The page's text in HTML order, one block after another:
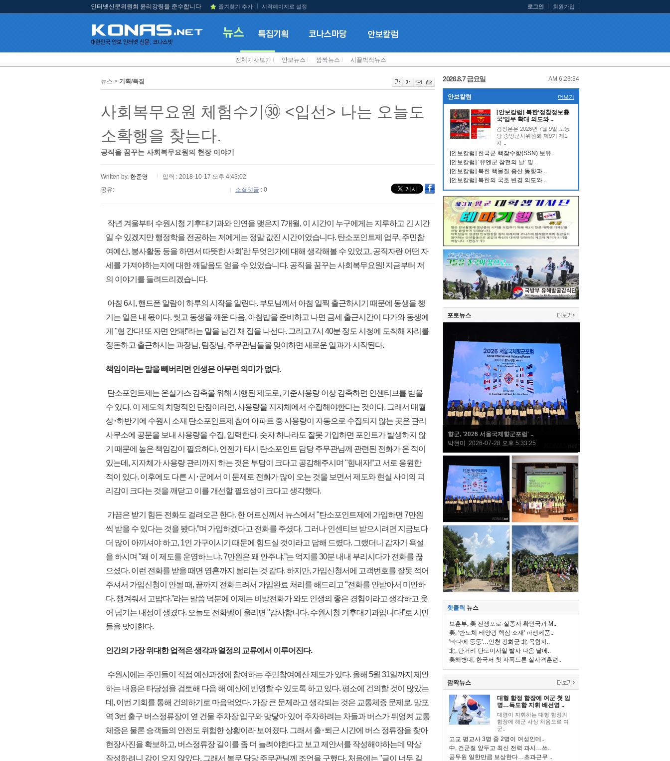
인터넷신문위원회 윤리강령을 준수합니다 즐겨찾기 추가 시작페이지로 설정 로그인 회원가입
전체기사보기 안보뉴스 깜짝뉴스 시끌벅적뉴스
뉴스 > 기획/특집
사회복무요원 체험수기㉚ <입선> 나는 오늘도
소확행을 찾는다.
공직을 꿈꾸는 사회복무요원의 현장 이야기
Written by. 한준영
입력 : 2018-10-17 오후 4:43:02
공유:
소셜댓글 : 0
작년 겨울부터 수원시청 기후대기과와 인연을 맺은지 7개월, 이 시간이 누구에게는 지루하고 긴 시간
일 수 있겠지만 행정학을 전공하는 저에게는 정말 값진 시간이었습니다. 탄소포인트제 업무, 주민참
여예산, 봉사활동 등을 하면서 따뜻한 사회'란 무엇인가에 대해 생각해볼 수 있었고, 공직자란 어떤 자
세를 가져야하는지에 대한 깨달음도 얻을 수 있었습니다. 공직을 꿈꾸는 사회복무요원! 지금부터 저
의 이야기를 들려드리겠습니다.
아침 6시, 핸드폰 알람이 하루의 시작을 알린다. 부모님께서 아침 일찍 출근하시기 때문에 동생을 챙
기는 일은 내 몫이다. 씻고 동생을 깨운 다음, 아침밥을 준비하고 나면 금세 출근시간이 다가와 동생에
게 "형 간다! 또 자면 안돼!ˮ라는 말을 남긴 채 집을 나선다. 그리고 7시 40분 정도 시청에 도착해 자리를
정돈하고 출근하시는 과장님, 팀장님, 주무관님들을 맞이하면 새로운 일과가 시작된다.
책임이라는 말을 빼버리면 인생은 아무런 의미가 없다.
탄소포인트제는 온실가스 감축을 위해 시행된 제도로, 기준사용량 이상 감축하면 인센티브를 받을
수 있다. 이 제도의 치명적인 단점이라면, 사용량을 지자체에서 수집해야한다는 것이다. 그래서 매월
상･하반기에 수원시 소재 탄소포인트제 참여 아파트 중 사용량이 자동으로 수집되지 않는 곳은 관리
사무소에 공문을 보내 사용량을 수집, 입력한다. 숫자 하나라도 잘못 기입하면 포인트가 발생하지 않
기 때문에 높은 책임감이 필요하다. 언젠가 타시 탄소포인트 담당 주무관님께 관련된 전화가 온 적이
있는데, 지자체가 사용량 관리까지 하는 것은 부담이 크다고 공감해주시며 "힘내자!ˮ고 서로 응원한
적이 있다. 이후에도 다른 시･군에서 이 문제로 전화가 많이 오는 것을 보면서 제도와 현실 사이의 괴
리감이 크다는 것을 깨닫고 이를 개선할 필요성이 크다고 생각했다.
가끔은 받기 힘든 전화도 걸려오곤 한다. 한 어르신께서 뉴스에서 "탄소포인트제에 가입하면 7만원
씩 받을 수 있다는 것을 봤다.ˮ며 가입하겠다고 전화를 주셨다. 그러나 인센티브 받으시려면 지금보다
더 많이 아끼셔야 하고, 1인 가구이시기 때문에 힘드실 것이라고 답해 드렸다. 그랬더니 갑자기 욕설
을 하시며 "왜 이 제도를 운영하느냐. 7만원은 왜 안주냐.ˮ는 억지를 30분 내내 부리시다가 전화를 끊
으셨다. 이런 전화를 받을 때면 영혼까지 털리는 것 같다. 하지만, 가입신청서에 고객번호를 잘못 적어
주셔서 가입신청이 안될 때, 끝까지 전화드려서 가입완료 처리를 해드리고 "전화를 안받아서 미안하
다. 챙겨줘서 고맙다.ˮ라는 말씀 덕분에 이제는 비방전화가 와도 인생의 좋은 경험이라고 생각하고 웃
어 넘기는 내성이 생겼다. 오늘도 전화벨이 울리면 "감사합니다. 수원시청 기후대기과입니다!ˮ로 시민
들을 맞이한다.
인간의 가장 위대한 업적은 생각과 열정의 교류에서 이루어진다.
수원시에는 주민들이 직접 예산과정에 참여하는 주민참여예산 제도가 있다. 올해 5월 31일까지 제안
하는 내용은 타당성을 검토해 다음 해 예산에 반영할 수 있도록 하고 있다. 평소에 건의할 것이 많았는
데, 이번 기회를 통해 건의하기로 마음먹었다. 가장 큰 문제라고 생각되는 것은 교통체증 문제로, 망포
역 3번 출구 버스정류장이 옆 건물 주차장 입구와 맞닿아 있어 주차하려는 차들과 버스가 뒤엉켜 교통
체증은 물론 승객들의 안전도 위험한 상황이라 보여졌다. 그래서 출･퇴근 시간에 버스 정류장을 찾아
현장사진을 확보하고, 버스정류장 길이를 좀 더 늘려야한다고 보고 제안서를 작성해야하는데 막상
작성하려니 감이 오지 않았다. 그래서 복무 담당 주무관님께 조언을 구했다. 처음에는 "글이 너무 길
2026.8.7 금요일 AM 6:23:35
안보칼럼 더보기
[안보칼럼] 북한‘정찰정보총
국’임무 확대 의도와 ..
김정은은 2026년 7월 9일 노동
당 중앙군사위원회 제9기 제1
차 ..
[안보칼럼] 한국군 핵잠수함(SSN) 보유..
[안보칼럼] ‘유엔군 참전의 날’ 및 ..
[안보칼럼] 북한 핵물질 증산 동향과 ..
[안보칼럼] 북한의 국호 변경 의도와 ..
포토뉴스
향군, '2026 서울국제향군포럼' ..
박현미 2026-07-28 오후 5:33:25
핫클릭 뉴스
보훈부, 美 전쟁포로·실종자 확인국과 M..
美, '반도체·태양광 핵심 소재' 파생제품..
'바다에 둥둥'…인천 강화군 北 목함지..
北, 단거리 탄도미사일 발사 다음 날에..
美해병대, 한국서 첫 자폭드론 실사격훈련..
깜짝뉴스
대형 함정 함장에 여군 첫 임
명…독도함 지휘 배선영 ..
대령이 지휘하는 대형 함정의
함장에 해군 사상 처음으로 여
군..
고교 평교사 3명 중 2명이 여성인데..
中, 건군절 앞두고 최신 전력 과시…쓰..
공무원 일한만큼 보상한다…초과근무 ..